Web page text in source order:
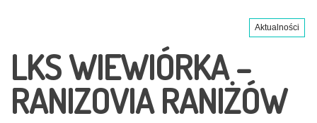
Aktualności
LKS WIEWIÓRKA –
RANIZOVIA RANIŻÓW